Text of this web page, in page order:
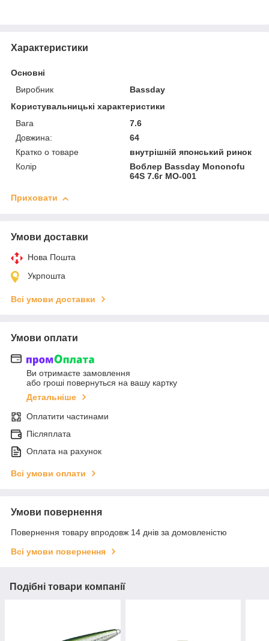
Характеристики
Основні
Виробник
Bassday
Користувальницькі характеристики
Вага
7.6
Довжина:
64
Кратко о товаре
внутрішній японський ринок
Колір
Воблер Bassday Mononofu
64S 7.6г MO-001
Приховати
Умови доставки
Нова Пошта
Укрпошта
Всі умови доставки
Умови оплати
Ви отримаєте замовлення
або гроші повернуться на вашу картку
Детальніше
Оплатити частинами
Післяплата
Оплата на рахунок
Всі умови оплати
Умови повернення
Повернення товару впродовж 14 днів за домовленістю
Всі умови повернення
Подібні товари компанії